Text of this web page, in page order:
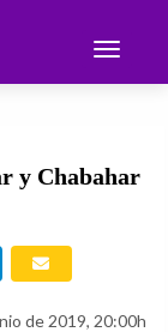
Toggle
y Chabahar
de 2019, 20:00h